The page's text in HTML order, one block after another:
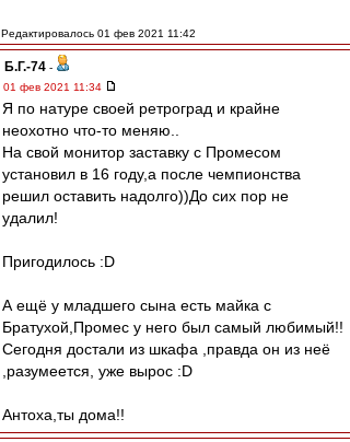
Редактировалось 01 фев 2021 11:42
Б.Г.-74 -
01 фев 2021 11:34
Я по натуре своей ретроград и крайне
неохотно что-то меняю..
На свой монитор заставку с Промесом
установил в 16 году,а после чемпионства
решил оставить надолго))До сих пор не
удалил!
Пригодилось :D
А ещё у младшего сына есть майка с
Братухой,Промес у него был самый любимый!!
Сегодня достали из шкафа ,правда он из неё
,разумеется, уже вырос :D
Антоха,ты дома!!